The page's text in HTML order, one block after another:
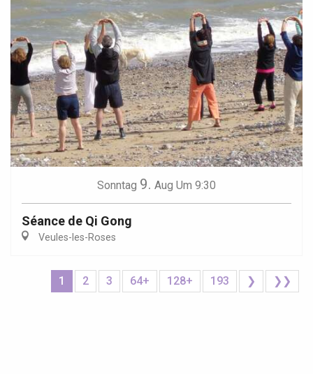
Sonntag 9. Aug Um 9:30
Séance de Qi Gong
Veules-les-Roses
1 2 3 64+ 128+ 193 ❯ ❯❯